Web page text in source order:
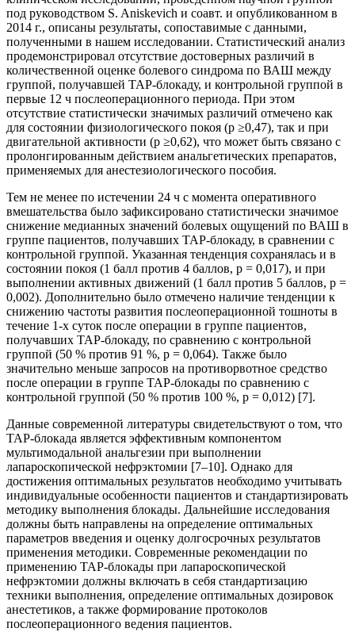
под руководством S. Aniskevich и соавт. и опубликованном в
2014 г., описаны результаты, сопоставимые с данными,
полученными в нашем исследовании. Статистический анализ
продемонстрировал отсутствие достоверных различий в
количественной оценке болевого синдрома по ВАШ между
группой, получавшей ТАР-блокаду, и контрольной группой в
первые 12 ч послеоперационного периода. При этом
отсутствие статистически значимых различий отмечено как
для состоянии физиологического покоя (p ≥0,47), так и при
двигательной активности (р ≥0,62), что может быть связано с
пролонгированным действием анальгетических препаратов,
применяемых для анестезиологического пособия.
Тем не менее по истечении 24 ч с момента оперативного
вмешательства было зафиксировано статистически значимое
снижение медианных значений болевых ощущений по ВАШ в
группе пациентов, получавших ТАР-блокаду, в сравнении с
контрольной группой. Указанная тенденция сохранялась и в
состоянии покоя (1 балл против 4 баллов, р = 0,017), и при
выполнении активных движений (1 балл против 5 баллов, р =
0,002). Дополнительно было отмечено наличие тенденции к
снижению частоты развития послеоперационной тошноты в
течение 1-х суток после операции в группе пациентов,
получавших ТАР-блокаду, по сравнению с контрольной
группой (50 % против 91 %, р = 0,064). Также было
значительно меньше запросов на противорвотное средство
после операции в группе ТАР-блокады по сравнению с
контрольной группой (50 % против 100 %, p = 0,012) [7].
Данные современной литературы свидетельствуют о том, что
TAP-блокада является эффективным компонентом
мультимодальной анальгезии при выполнении
лапароскопической нефрэктомии [7–10]. Однако для
достижения оптимальных результатов необходимо учитывать
индивидуальные особенности пациентов и стандартизировать
методику выполнения блокады. Дальнейшие исследования
должны быть направлены на определение оптимальных
параметров введения и оценку долгосрочных результатов
применения методики. Современные рекомендации по
применению TAP-блокады при лапароскопической
нефрэктомии должны включать в себя стандартизацию
техники выполнения, определение оптимальных дозировок
анестетиков, а также формирование протоколов
послеоперационного ведения пациентов.